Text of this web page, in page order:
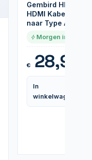
Gembird HDMI
HDMI Kabel |
naar Type A |
Morgen in huis
€28,95
In
winkelwagen